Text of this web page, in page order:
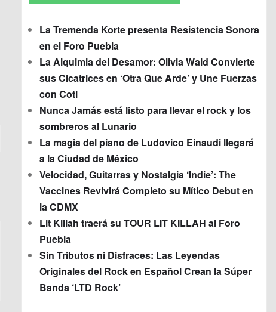
La Tremenda Korte presenta Resistencia Sonora
en el Foro Puebla
La Alquimia del Desamor: Olivia Wald Convierte
sus Cicatrices en ‘Otra Que Arde’ y Une Fuerzas
con Coti
Nunca Jamás está listo para llevar el rock y los
sombreros al Lunario
La magia del piano de Ludovico Einaudi llegará
a la Ciudad de México
Velocidad, Guitarras y Nostalgia ‘Indie’: The
Vaccines Revivirá Completo su Mítico Debut en
la CDMX
Lit Killah traerá su TOUR LIT KILLAH al Foro
Puebla
Sin Tributos ni Disfraces: Las Leyendas
Originales del Rock en Español Crean la Súper
Banda ‘LTD Rock’